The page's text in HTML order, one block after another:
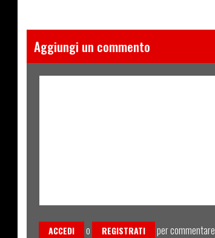
Aggiungi un commento
ACCEDI o REGISTRATI per commentare